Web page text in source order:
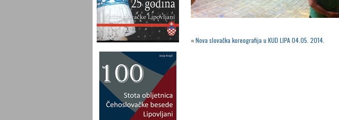
«Nova slovačka koreografija u KUD LIPA 04.05. 2014.